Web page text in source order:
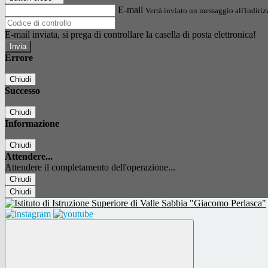
E-mail Verrà inviato un messaggio
E-mail inviata, si prega di controllare la casella di posta elettronica!
Errore
Chiudi
Successo
Chiudi
Informazione
Chiudi
Attendere...
Attendere il completamento dell'operazione...
Chiudi
Chiudi